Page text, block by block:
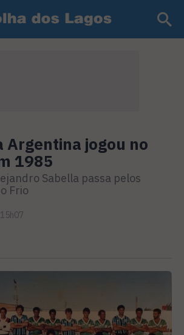
Argentina jogou no
1985
Sabella passa pelos
Frio